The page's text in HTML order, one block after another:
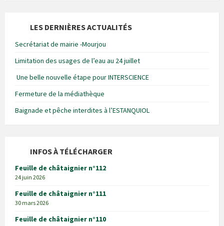
LES DERNIÈRES ACTUALITÉS
Secrétariat de mairie -Mourjou
Limitation des usages de l’eau au 24 juillet
Une belle nouvelle étape pour INTERSCIENCE
Fermeture de la médiathèque
Baignade et pêche interdites à l’ESTANQUIOL
INFOS À TÉLÉCHARGER
Feuille de châtaignier n°112
24 juin 2026
Feuille de châtaignier n°111
30 mars 2026
Feuille de châtaignier n°110